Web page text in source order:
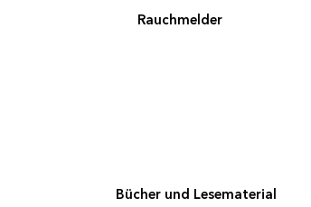
Rauchmelder
Bücher und Lesematerial